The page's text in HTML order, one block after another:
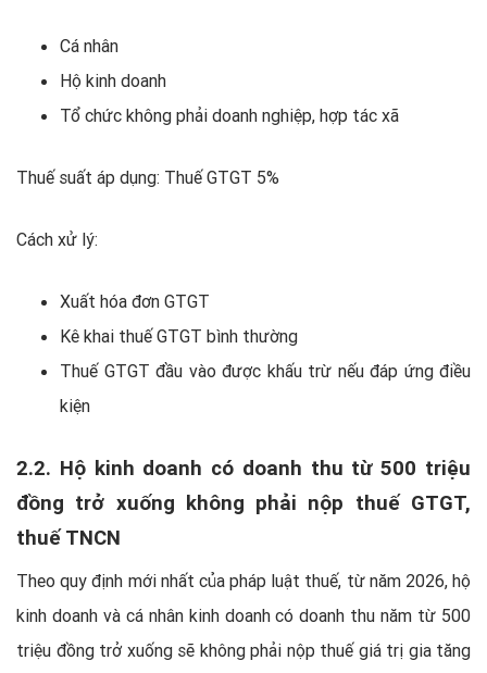
Cá nhân
Hộ kinh doanh
Tổ chức không phải doanh nghiệp, hợp tác xã
Thuế suất áp dụng: Thuế GTGT 5%
Cách xử lý:
Xuất hóa đơn GTGT
Kê khai thuế GTGT bình thường
Thuế GTGT đầu vào được khấu trừ nếu đáp ứng điều
kiện
2.2. Hộ kinh doanh có doanh thu từ 500 triệu
đồng trở xuống không phải nộp thuế GTGT,
thuế TNCN
Theo quy định mới nhất của pháp luật thuế, từ năm 2026, hộ
kinh doanh và cá nhân kinh doanh có doanh thu năm từ 500
triệu đồng trở xuống sẽ không phải nộp thuế giá trị gia tăng